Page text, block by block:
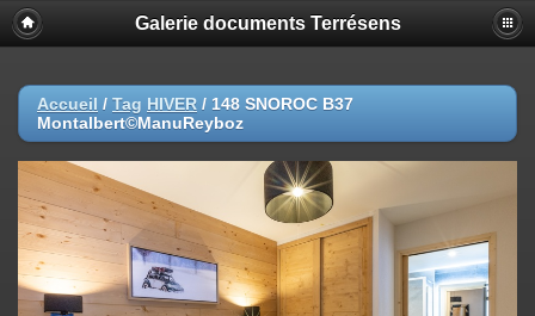
Galerie documents Terrésens
Accueil / Tag HIVER / 148 SNOROC B37
Montalbert©ManuReyboz